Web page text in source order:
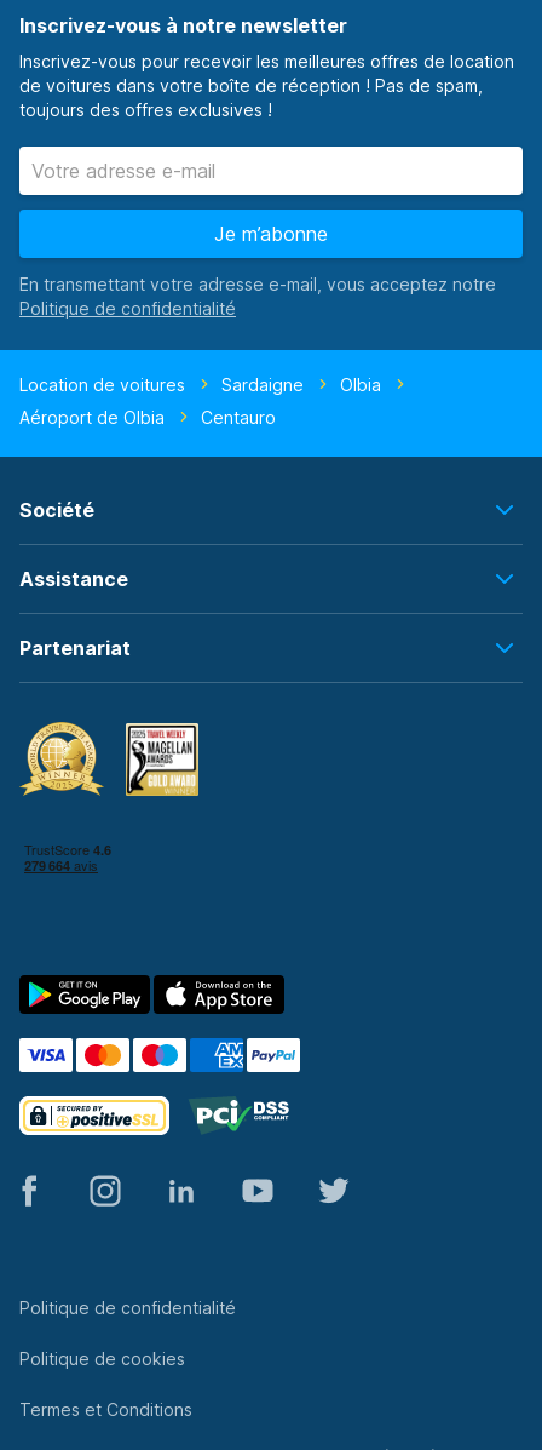
Inscrivez-vous à notre newsletter
Inscrivez-vous pour recevoir les meilleures offres de location
de voitures dans votre boîte de réception ! Pas de spam,
toujours des offres exclusives !
Je m’abonne
En transmettant votre adresse e-mail, vous acceptez notre
Location de voitures Sardaigne
Olbia
Aéroport de Olbia
Centauro
Société
Assistance
Partenariat